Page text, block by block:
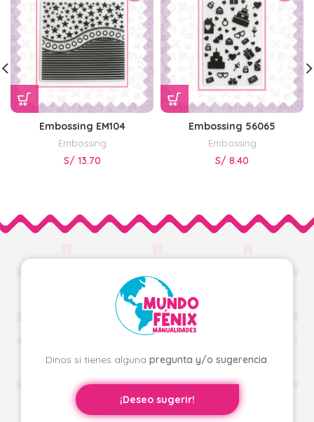
Embossing EM104
Embossing
S/ 13.70
Embossing 56065
Embossing
S/ 8.40
Dinos si tienes alguna pregunta y/o sugerencia.
¡Deseo sugerir!